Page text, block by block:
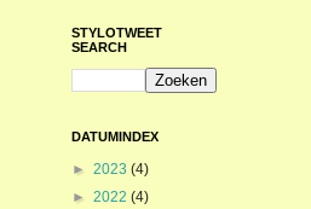
STYLOTWEET
SEARCH
DATUMINDEX
► 2023 (4)
► 2022 (4)